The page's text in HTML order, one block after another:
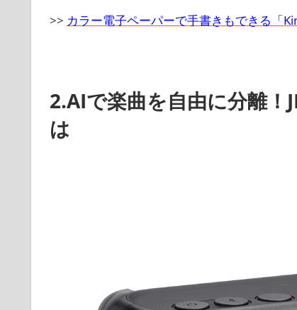
>> カラー電子ペーパーで手書きもできる「
2.AIで楽曲を自由に分離
は